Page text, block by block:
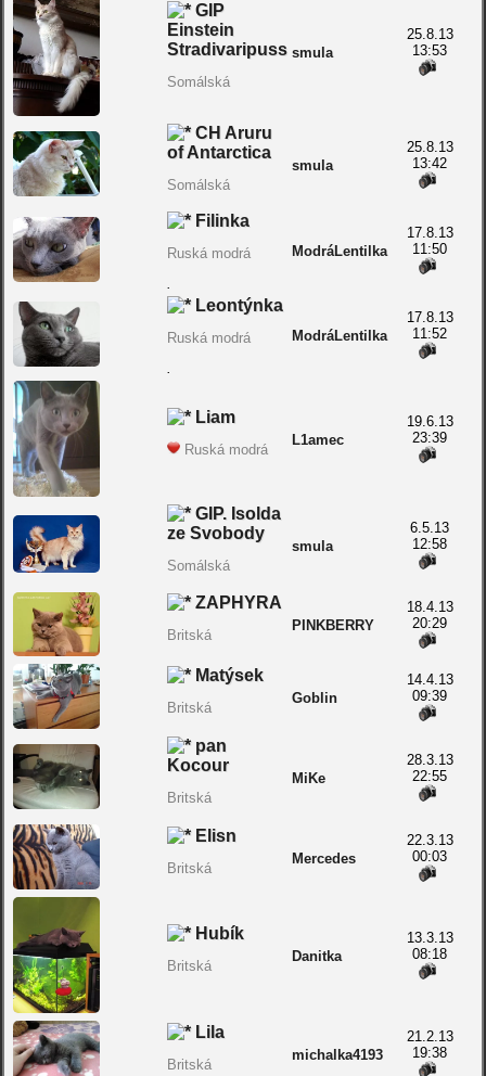
GIP
Einstein
Stradivaripuss
Somálská
smula
25.8.13
13:53
CH Aruru
of Antarctica
Somálská
smula
25.8.13
13:42
Filinka
Ruská modrá
.
ModráLentilka
17.8.13
11:50
Leontýnka
Ruská modrá
.
ModráLentilka
17.8.13
11:52
Liam
Ruská modrá
L1amec
19.6.13
23:39
GIP. Isolda
ze Svobody
Somálská
smula
6.5.13
12:58
ZAPHYRA
Britská
PINKBERRY
18.4.13
20:29
Matýsek
Britská
Goblin
14.4.13
09:39
pan
Kocour
Britská
MiKe
28.3.13
22:55
Elisn
Britská
Mercedes
22.3.13
00:03
Hubík
Britská
Danitka
13.3.13
08:18
Lila
Britská
michalka4193
21.2.13
19:38